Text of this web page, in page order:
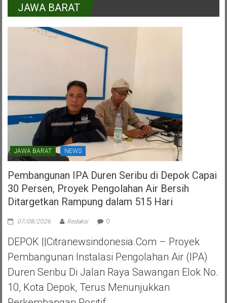
Dalam
JAWA BARAT
JAWA BARAT NEWS
Pembangunan IPA Duren Seribu di Depok Capai
30 Persen, Proyek Pengolahan Air Bersih
Ditargetkan Rampung dalam 515 Hari
07/08/2026 Redaksi 0
DEPOK ||Citranewsindonesia.com – Proyek
Pembangunan Instalasi Pengolahan Air (IPA)
Duren Seribu Di Jalan Raya Sawangan Elok No.
10, Kota Depok, Terus Menunjukkan